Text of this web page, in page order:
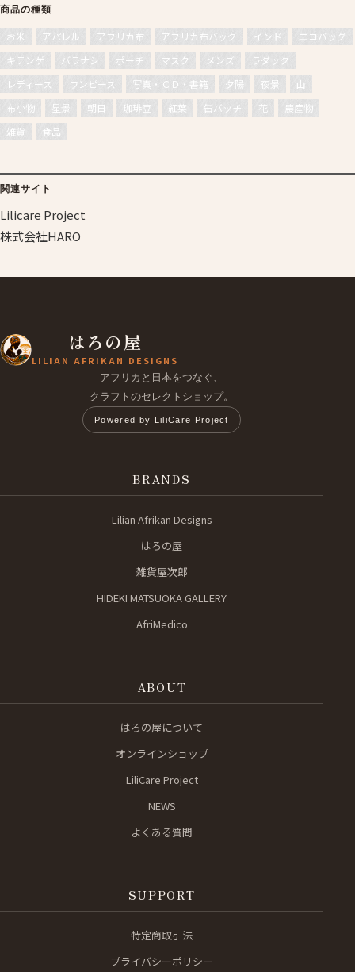
商品の種類
お米 アパレル アフリカ布 アフリカ布バッグ インド
エコバッグ
キテンゲ
バラナシ ポーチ マスク メンズ
ラダック
レディース
ワンピース 写真・ＣＤ・書籍 夕陽 夜景
山
布小物
星景 朝日 珈琲豆 紅葉 缶バッチ 花
農産物
雑貨
食品
関連サイト
Lilicare Project
株式会社HARO
はろの屋
LILIAN AFRIKAN DESIGNS
アフリカと日本をつなぐ、
クラフトのセレクトショップ。
Powered by LiliCare Project
BRANDS
Lilian Afrikan Designs
はろの屋
雑貨屋次郎
HIDEKI MATSUOKA GALLERY
AfriMedico
ABOUT
はろの屋について
オンラインショップ
LiliCare Project
NEWS
よくある質問
SUPPORT
特定商取引法
プライバシーポリシー